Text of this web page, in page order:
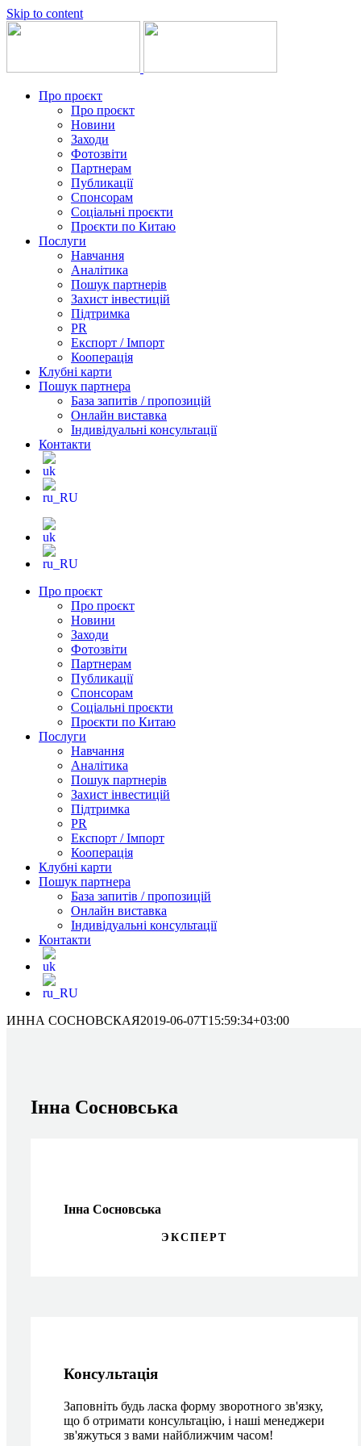
Skip to content
Про проєкт
Про проєкт
Новини
Заходи
Фотозвіти
Партнерам
Публикації
Спонсорам
Соціальні проєкти
Проєкти по Китаю
Послуги
Навчання
Аналітика
Пошук партнерів
Захист інвестицій
Підтримка
PR
Експорт / Імпорт
Кооперація
Клубні карти
Пошук партнера
База запитів / пропозицій
Онлайн виставка
Індивідуальні консультації
Контакти
Про проєкт
Про проєкт
Новини
Заходи
Фотозвіти
Партнерам
Публикації
Спонсорам
Соціальні проєкти
Проєкти по Китаю
Послуги
Навчання
Аналітика
Пошук партнерів
Захист інвестицій
Підтримка
PR
Експорт / Імпорт
Кооперація
Клубні карти
Пошук партнера
База запитів / пропозицій
Онлайн виставка
Індивідуальні консультації
Контакти
ИННА СОСНОВСКАЯ2019-06-07T15:59:34+03:00
Інна Сосновська
Інна Сосновська
ЭКСПЕРТ
Консультація
Заповніть будь ласка форму зворотного зв'язку,
що б отримати консультацію, і наші менеджери
зв'яжуться з вами найближчим часом!